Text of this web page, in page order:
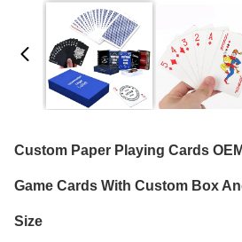
Custom Paper Playing Cards
Game Cards With Custom Box
Size